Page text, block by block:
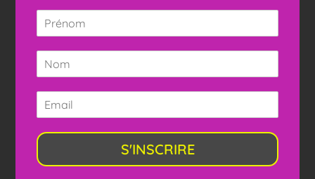
S'INSCRIRE